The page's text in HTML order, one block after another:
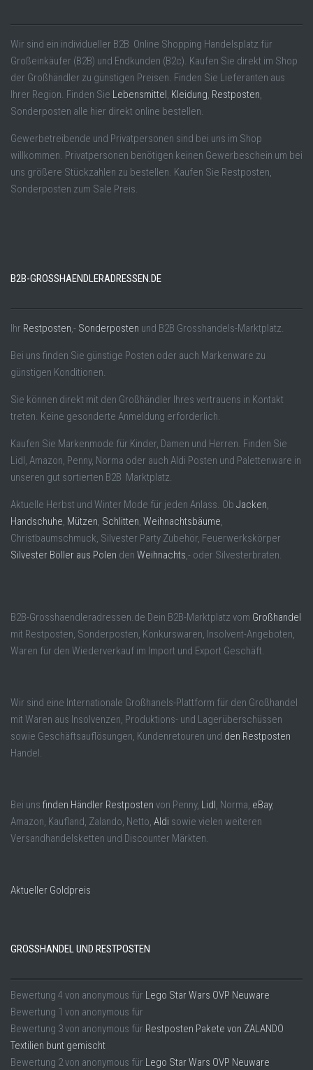
Wir sind ein individueller B2B Online Shopping Handelsplatz für
Großeinkäufer (B2B) und Endkunden (B2c). Kaufen Sie direkt im Shop
der Großhändler zu günstigen Preisen. Finden Sie Lieferanten aus
Ihrer Region. Finden Sie Lebensmittel , Kleidung, Restposten,
Sonderposten alle hier direkt online bestellen.
Gewerbetreibende und Privatpersonen sind bei uns im Shop
willkommen. Privatpersonen benötigen keinen Gewerbeschein um bei
uns größere Stückzahlen zu bestellen. Kaufen Sie Restposten,
Sonderposten zum Sale Preis.
B2B-GROSSHAENDLERADRESSEN.DE
Ihr Restposten,- Sonderposten und B2B Grosshandels-Marktplatz.
Bei uns finden Sie günstige Posten oder auch Markenware zu
günstigen Konditionen.
Sie können direkt mit den Großhändler Ihres vertrauens in Kontakt
treten. Keine gesonderte Anmeldung erforderlich.
Kaufen Sie Markenmode für Kinder, Damen und Herren. Finden Sie
Lidl, Amazon, Penny, Norma oder auch Aldi Posten und Palettenware in
unseren gut sortierten B2B Marktplatz.
Aktuelle Herbst und Winter Mode für jeden Anlass. Ob Jacken,
Handschuhe, Mützen, Schlitten, Weihnachtsbäume,
Christbaumschmuck, Silvester Party Zubehör, Feuerwerkskörper
Silvester Böller aus Polen den Weihnachts,- oder Silvesterbraten.
B2B-Grosshaendleradressen.de Dein B2B-Marktplatz vom Großhandel
mit Restposten, Sonderposten, Konkurswaren, Insolvent-Angeboten,
Waren für den Wiederverkauf im Import und Export Geschäft.
Wir sind eine Internationale Großhanels-Plattform für den Großhandel
mit Waren aus Insolvenzen, Produktions- und Lagerüberschüssen
sowie Geschäftsauflösungen, Kundenretouren und den Restposten
Handel.
Bei uns finden Händler Restposten von Penny, Lidl , Norma, eBay,
Amazon, Kaufland, Zalando, Netto, Aldi sowie vielen weiteren
Versandhandelsketten und Discounter Märkten.
Aktueller Goldpreis
GROSSHANDEL UND RESTPOSTEN
Bewertung 4 von anonymous für Lego Star Wars OVP Neuware
Bewertung 1 von anonymous für
Bewertung 3von anonymous für Restposten Pakete von ZALANDO
Textilien bunt gemischt
Bewertung 2von anonymous für Lego Star Wars OVP Neuware